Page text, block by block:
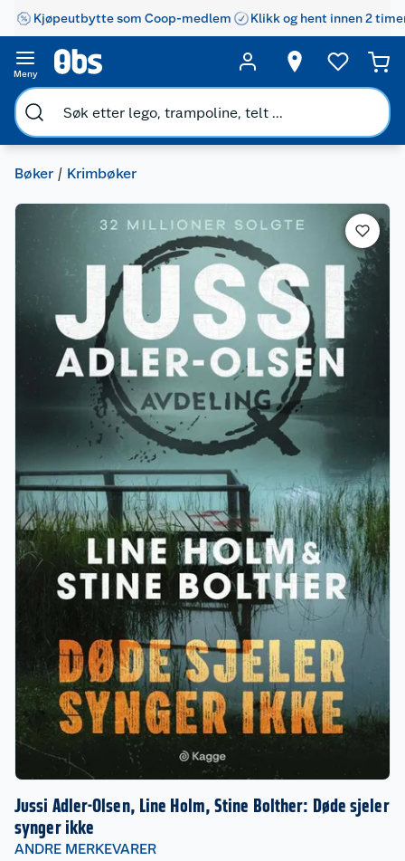
Kjøpeutbytte som Coop-medlem Klikk og hent innen 2
Meny
Bøker Krimbøker
Jussi Adler-Olsen, Line Holm, Stine Bolther: Døde sjeler
synger ikke
ANDRE MERKEVARER